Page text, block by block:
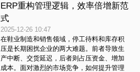
ERP重构管理逻辑，效率倍增新范
式
2025-12-26 10:47
在鞋业制造和销售领域，停工待料和库存积
压是长期困扰企业的两大难题。前者导致生
产中断、交货延迟，后者则占压资金、增加
成本。面对激烈的市场竞争，如何提升管理